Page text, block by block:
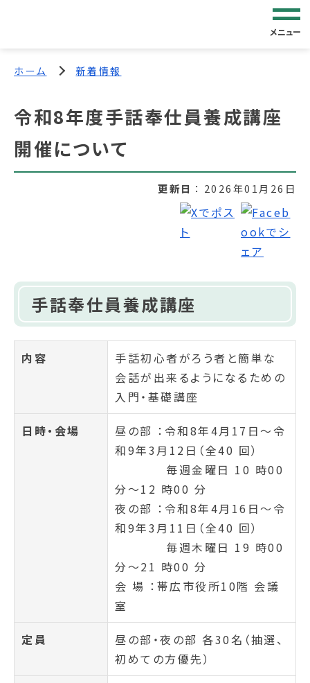
メニュー
ホーム 新着情報
令和8年度手話奉仕員養成講座
開催について
更新日 2026年01月26日
手話奉仕員養成講座
内容
手話初心者がろう者と簡単な
会話が出来るようになるための
入門・基礎講座
日時・会場
昼の部 ：令和8年4月17日～令
和9年3月12日（全40 回）
毎週金曜日 10 時00
分～12 時00 分
夜の部 ：令和8年4月16日～令
和9年3月11日（全40 回）
毎週木曜日 19 時00
分～21 時00 分
会 場 ：帯広市役所10階 会議
室
定員
昼の部・夜の部 各30名（抽選、
初めての方優先）